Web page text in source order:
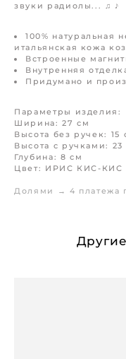
звуки радиолы... ♫ ♪
100% натуральная
итальянская кожа
Встроенные
Внутренняя
Придумано и
Параметры изделия:
Ширина: 27 см
Высота без ручек: 15
Высота с ручками: 23
Глубина: 8 см
Цвет: ИРИС КИС-КИС
Долями → 4 платежа